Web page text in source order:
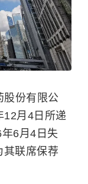
股份有限公
12月4日所递
6月4日失
其联席保荐